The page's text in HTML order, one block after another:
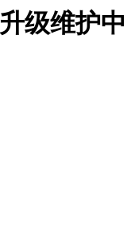
级维护